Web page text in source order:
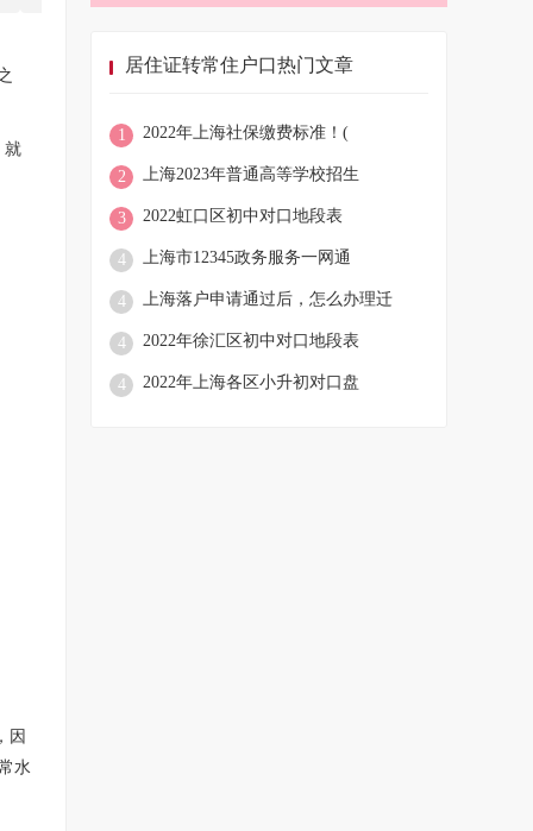
就
因
水
居住证转常住户口热门文章
1 2022年上海社保缴费标准！(
2 上海2023年普通高等学校招生
3 2022虹口区初中对口地段表
4 上海市12345政务服务一网通
4 上海落户申请通过后，怎么办理迁
4 2022年徐汇区初中对口地段表
4 2022年上海各区小升初对口盘